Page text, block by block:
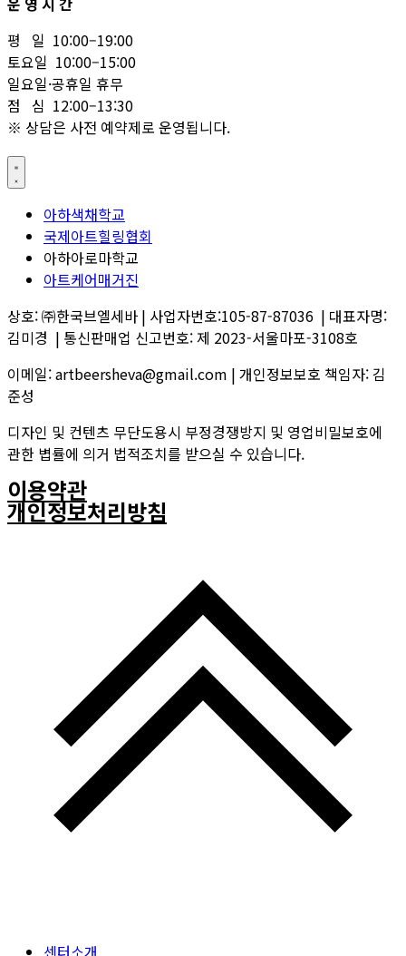
평 일 10:00–19:00
토요일 10:00–15:00
일요일·공휴일 휴무
점 심 12:00–13:30
※ 상담은 사전 예약제로 운영됩니다.
아하색채학교
국제아트힐링협회
아하아로마학교
아트케어매거진
상호: ㈜한국브엘세바 | 사업자번호:105-87-87036 | 대표자명:
김미경 | 통신판매업 신고번호: 제 2023-서울마포-3108호
이메일: artbeersheva@gmail.com | 개인정보보호 책임자: 김
준성
디자인 및 컨텐츠 무단도용시 부정경쟁방지 및 영업비밀보호에
관한 볍률에 의거 법적조치를 받으실 수 있습니다.
이용약관
개인정보처리방침
센터소개